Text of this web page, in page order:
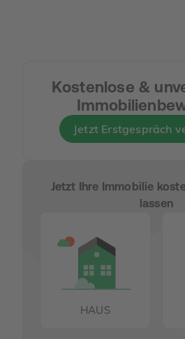
Kostenlose &
Jetzt Erstgespräch
Jetzt Ihre Immobilie
lassen
HAUS